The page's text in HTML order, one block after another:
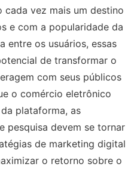
cada vez mais um destino
e com a popularidade da
entre os usuários, essas
de transformar o
com seus públicos
o comércio eletrônico
plataforma, as
pesquisa devem se tornar
de marketing digital
o retorno sobre o